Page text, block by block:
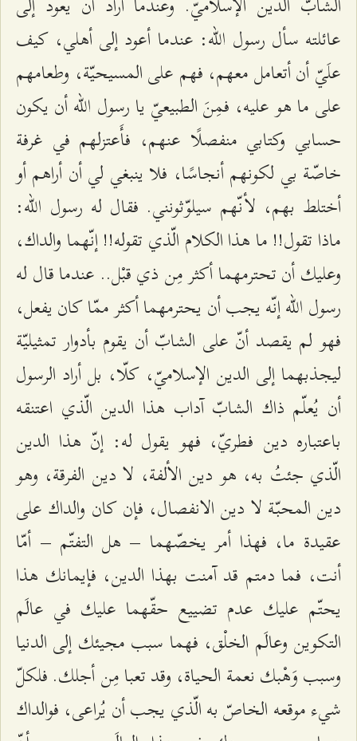
عائلته سأل رسول الله: عندما أعود إلى أهلي، كيف
علَيّ أن أتعامل معهم، فهم على المسيحيّة، وطعامهم
على ما هو عليه، فمِنَ الطبيعيّ يا رسول الله أن يكون
حسابي وكتابي منفصلًا عنهم، فأَعتزلهم في غرفة
خاصّة بي لكونهم أنجاسًا، فلا ينبغي لي أن أراهم أو
أختلط بهم، لأنّهم سيلوّثونني. فقال له رسول الله:
ماذا تقول!! ما هذا الكلام الّذي تقوله!! إنّهما والداك،
وعليك أن تحترمهما أكثر مِن ذي قبْل.. عندما قال له
رسول الله إنّه يجب أن يحترمهما أكثر ممّا كان يفعل،
فهو لم يقصد أنّ على الشابّ أن يقوم بأدوار تمثيليّة
ليجذبهما إلى الدين الإسلاميّ، كلّا، بل أراد الرسول
أن يُعلّم ذاك الشابّ آداب هذا الدين الّذي اعتنقه
باعتباره دين فطريّ، فهو يقول له: إنّ هذا الدين
الّذي جئتُ به، هو دين الألفة، لا دين الفرقة، وهو
دين المحبّة لا دين الانفصال، فإن كان والداك على
عقيدة ما، فهذا أمر يخصّهما – هل التفتّم – أمّا
أنت، فما دمتم قد آمنت بهذا الدين، فإيمانك هذا
يحتّم عليك عدم تضييع حقّهما عليك في عالَم
التكوين وعالَم الخلْق، فهما سبب مجيئك إلى الدنيا
وسبب وَهْبك نعمة الحياة، وقد تعبا مِن أجلك. فلكلّ
شيء موقعه الخاصّ به الّذي يجب أن يُراعى، فوالداك